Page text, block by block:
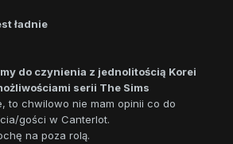
ładnie
do czynienia z jednolitością Korei
serii The Sims
to chwilowo nie mam opinii co do
gości w Canterlot.
na poza rolą.